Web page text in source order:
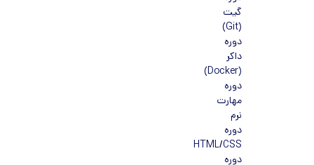
گیت
(Git)
دوره
داکر
(Docker)
دوره
مهارت
نرم
دوره
HTML/CSS
دوره